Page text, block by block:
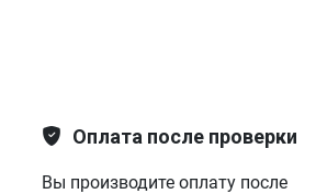
Оплата после проверки
Вы производите оплату после